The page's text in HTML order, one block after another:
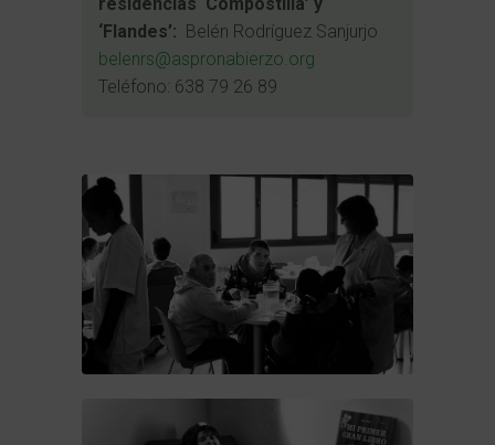
‘Flandes’: Belén Rodríguez Sanjurjo
belenrs@aspronabierzo.org
Teléfono: 638 79 26 89